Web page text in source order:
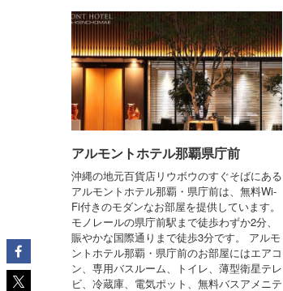
アルモントホテル那覇県庁前
沖縄の地元百貨店リウボウのすぐそばにある
アルモントホテル那覇・県庁前は、無料Wi-
Fi付きのモダンなお部屋を提供しています。
モノレールの県庁前駅まで徒歩わずか2分、
賑やかな国際通りまで徒歩3分です。 アルモ
ントホテル那覇・県庁前のお部屋にはエアコ
ン、専用バスルーム、トイレ、薄型衛星テレ
ビ、冷蔵庫、電気ポット、無料バスアメニテ